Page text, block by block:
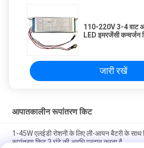
110-220V 3-4 वाट
LED इमरजेंसी
जारी रखें
आपातकालीन रूपांतरण किट
1-45W एलईडी रोशनी के लिए ली-आयन बैटरी के साथ
रूपांतरण किट 3 घंटे की अवधि प्रदान करता है